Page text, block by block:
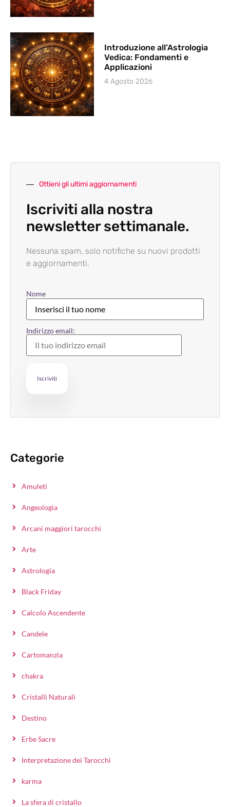
Introduzione all’Astrologia
Vedica: Fondamenti e
Applicazioni
4 Agosto 2026
Ottieni gli ultimi aggiornamenti
Iscriviti alla nostra
newsletter settimanale.
Nessuna spam, solo notifiche su nuovi prodotti
e aggiornamenti.
Nome
Indirizzo email:
Categorie
Amuleti
Angeologia
Arcani maggiori tarocchi
Arte
Astrologia
Black Friday
Calcolo Ascendente
Candele
Cartomanzia
chakra
Cristalli Naturali
Destino
Erbe Sacre
Interpretazione dei Tarocchi
karma
La sfera di cristallo